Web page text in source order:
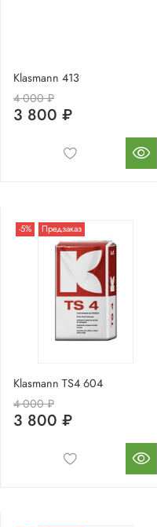
Klasmann 413
4 000 ₽
3 800 ₽
-5% Предзаказ
Klasmann TS4 604
4 000 ₽
3 800 ₽